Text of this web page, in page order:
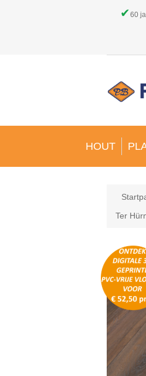
✔60
HOUT
Ter